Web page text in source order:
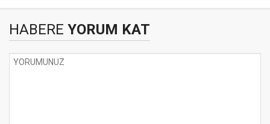
HABERE YORUM KAT